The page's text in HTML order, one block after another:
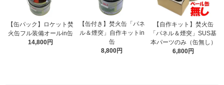
【缶パック】ロケット焚
火缶フル装備オールin缶
14,800円
【缶付き】焚火缶「パネ
ル＆煙突」自作キットin
缶
8,800円
【自作キット】焚火缶
「パネル＆煙突」SUS基
本パーツのみ（缶無し）
6,800円